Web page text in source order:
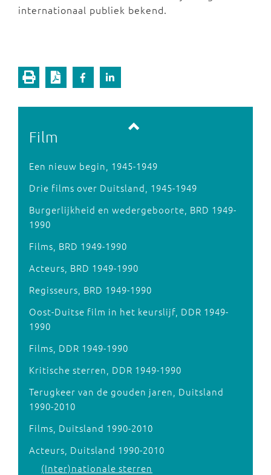
internationaal publiek bekend.
Film
Een nieuw begin, 1945-1949
Drie films over Duitsland, 1945-1949
Burgerlijkheid en wedergeboorte, BRD 1949-
1990
Films, BRD 1949-1990
Acteurs, BRD 1949-1990
Regisseurs, BRD 1949-1990
Oost-Duitse film in het keurslijf, DDR 1949-
1990
Films, DDR 1949-1990
Kritische sterren, DDR 1949-1990
Terugkeer van de gouden jaren, Duitsland
1990-2010
Films, Duitsland 1990-2010
Acteurs, Duitsland 1990-2010
(Inter)nationale sterren